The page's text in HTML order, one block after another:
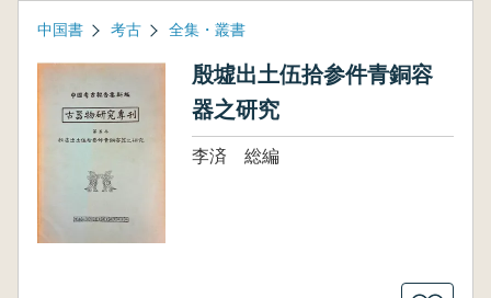
中国書 考古 全集・叢書
殷墟出土伍拾参件青銅容
器之研究
李済 総編